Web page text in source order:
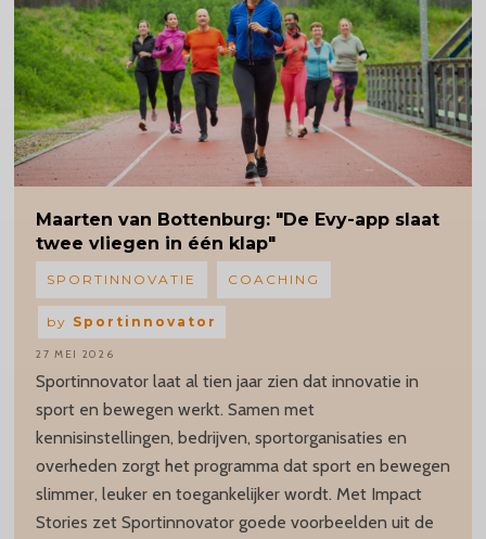
Maarten van Bottenburg: "De Evy-app slaat
twee vliegen in één klap"
Sportinnovator laat al tien jaar zien dat innovatie in
sport en bewegen werkt. Samen met
kennisinstellingen, bedrijven, sportorganisaties en
overheden zorgt het programma dat sport en bewegen
slimmer, leuker en toegankelijker wordt. Met Impact
Stories zet Sportinnovator goede voorbeelden uit de
SPORTINNOVATIE COACHING
by Sportinnovator
27 MEI 2026